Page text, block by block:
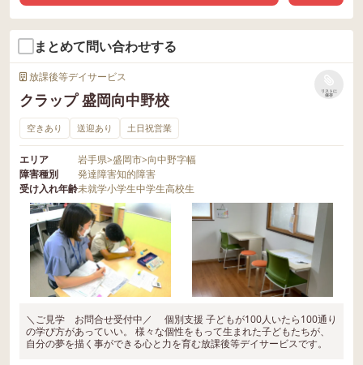
まとめて問い合わせする
放課後等デイサービス
クラップ 盛岡向中野校
リストに
保存
空きあり 送迎あり 土日祝営業
エリア 岩手県>盛岡市>向中野字幅
障害種別
発達障害知的障害
受け入れ年齢未就学小学生中学生高校生
＼ご見学 お問合せ受付中／ 個別支援 子どもが100人いたら100通り
の学び方があっていい。 様々な個性をもって生まれた子どもたちが、
自分の夢を描く事ができる心と力を育む放課後等デイサービスです。